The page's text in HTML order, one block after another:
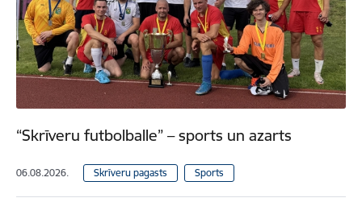
“Skrīveru futbolballe” – sports un azarts
06.08.2026. Skrīveru pagasts Sports